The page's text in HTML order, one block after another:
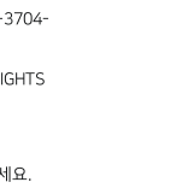
3704-
요.